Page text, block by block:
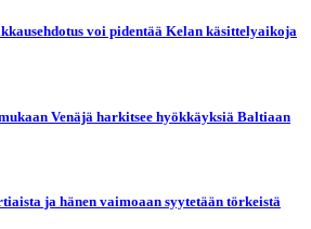
voi pidentää Kelan käsittelyaikoja
Venäjä harkitsee hyökkäyksiä Baltiaan
ja hänen vaimoaan syytetään törkeistä